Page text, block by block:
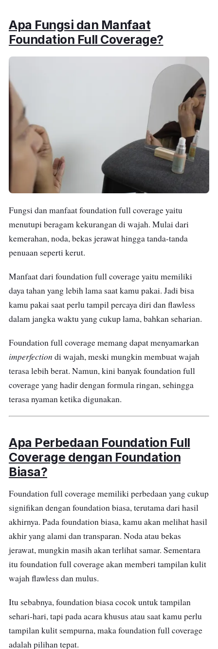
Apa Fungsi dan Manfaat
Foundation Full Coverage?
Fungsi dan manfaat foundation full coverage yaitu
menutupi beragam kekurangan di wajah. Mulai dari
kemerahan, noda, bekas jerawat hingga tanda-tanda
penuaan seperti kerut.
Manfaat dari foundation full coverage yaitu memiliki
daya tahan yang lebih lama saat kamu pakai. Jadi bisa
kamu pakai saat perlu tampil percaya diri dan flawless
dalam jangka waktu yang cukup lama, bahkan seharian.
Foundation full coverage memang dapat menyamarkan
imperfection di wajah, meski mungkin membuat wajah
terasa lebih berat. Namun, kini banyak foundation full
coverage yang hadir dengan formula ringan, sehingga
terasa nyaman ketika digunakan.
Apa Perbedaan Foundation Full
Coverage dengan Foundation
Biasa?
Foundation full coverage memiliki perbedaan yang cukup
signifikan dengan foundation biasa, terutama dari hasil
akhirnya. Pada foundation biasa, kamu akan melihat hasil
akhir yang alami dan transparan. Noda atau bekas
jerawat, mungkin masih akan terlihat samar. Sementara
itu foundation full coverage akan memberi tampilan kulit
wajah flawless dan mulus.
Itu sebabnya, foundation biasa cocok untuk tampilan
sehari-hari, tapi pada acara khusus atau saat kamu perlu
tampilan kulit sempurna, maka foundation full coverage
adalah pilihan tepat.